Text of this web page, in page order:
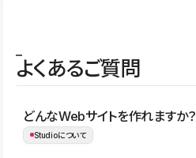
よくあるご質問
どんなWebサイトを作れますか？
Studioについて